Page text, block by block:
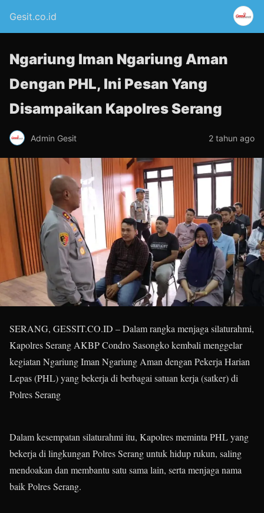
Gesit.co.id
Ngariung Iman Ngariung Aman
Dengan PHL, Ini Pesan Yang
Disampaikan Kapolres Serang
Admin Gesit 2 tahun ago
SERANG, GESSIT.CO.ID – Dalam rangka menjaga silaturahmi,
Kapolres Serang AKBP Condro Sasongko kembali menggelar
kegiatan Ngariung Iman Ngariung Aman dengan Pekerja Harian
Lepas (PHL) yang bekerja di berbagai satuan kerja (satker) di
Polres Serang
Dalam kesempatan silaturahmi itu, Kapolres meminta PHL yang
bekerja di lingkungan Polres Serang untuk hidup rukun, saling
mendoakan dan membantu satu sama lain, serta menjaga nama
baik Polres Serang.